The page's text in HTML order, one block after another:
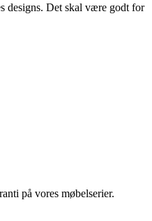
designs. Det skal være godt for
på vores møbelserier.